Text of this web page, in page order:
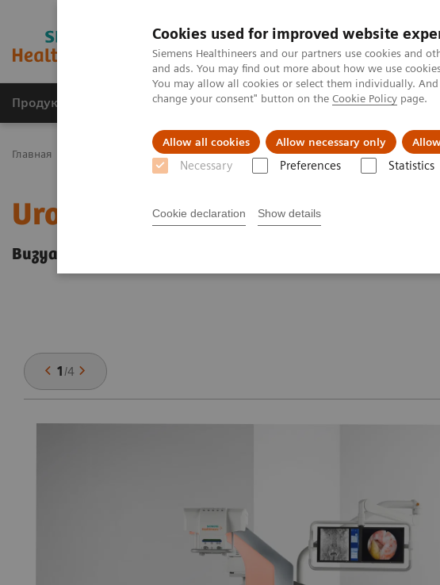
Cookies used for improved website
Siemens Healthineers and our partners use cookies and
and ads. You may find out more about how we use
You may allow all cookies or select them individually.
change your consent" button on the Cookie Policy page.
Allow all cookies Allow necessary only
Necessary Preferences Statistics
Cookie declaration Show details
Продукты и решения Клинические направления
Главная Медицинская визуализация Урология Урологические системы
Uroskop Omnia Max
Визуализация высокого качества
1/4